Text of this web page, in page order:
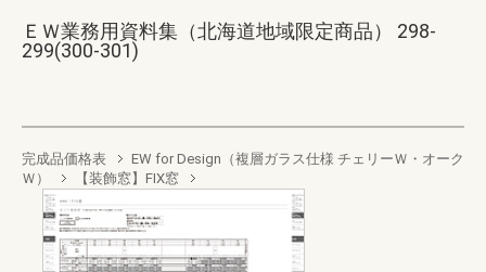
ＥＷ業務用資料集（北海道地域限定商品） 298-
299(300-301)
完成品価格表
EW for Design（複層ガラス仕様 チェリーＷ・オーク
Ｗ）
【装飾窓】FIX窓